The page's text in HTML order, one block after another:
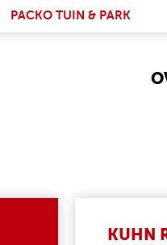
PACKO TUIN & PARK
KUHN